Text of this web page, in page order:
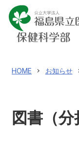
学部案内
学科紹介
大学院案内
教員メッセージ
HOME お知らせ
図書（